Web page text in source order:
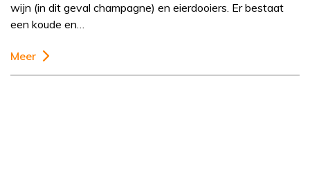
wijn (in dit geval champagne) en eierdooiers. Er bestaat
een koude en…
Meer